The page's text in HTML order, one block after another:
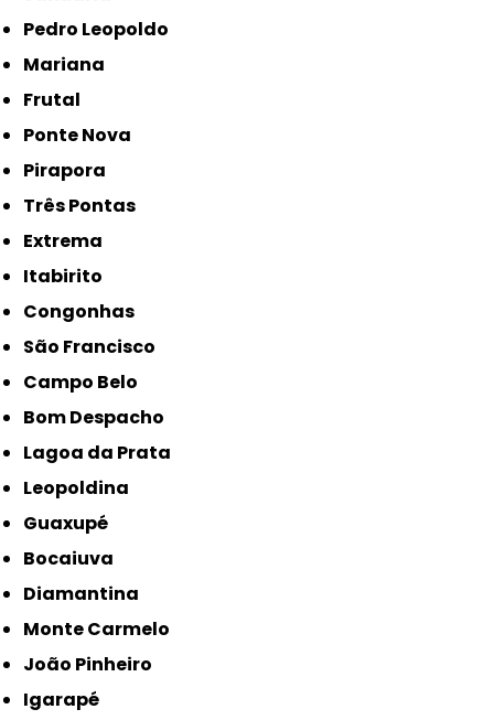
Pedro Leopoldo
Mariana
Frutal
Ponte Nova
Pirapora
Três Pontas
Extrema
Itabirito
Congonhas
São Francisco
Campo Belo
Bom Despacho
Lagoa da Prata
Leopoldina
Guaxupé
Bocaiuva
Diamantina
Monte Carmelo
João Pinheiro
Igarapé